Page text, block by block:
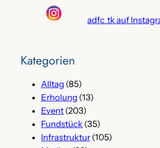
adfc_tk auf
Kategorien
Alltag (85)
Erholung (13)
Event (203)
Fundstück (35)
Infrastruktur (105)